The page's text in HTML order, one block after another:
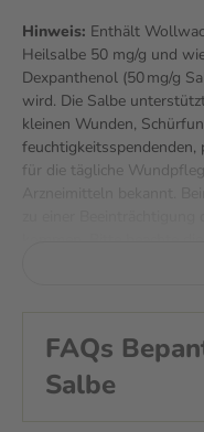
Hinweis: Enthält
Heilsalbe 50 mg/g und
Dexpanthenol (50 mg/g
wird. Die Salbe
kleinen Wunden,
feuchtigkeitsspendenden,
für die tägliche
Gelegentlich kann es zu
Bepanthen Wund- und
Die Salbe eignet sich
FAQs
Salbe